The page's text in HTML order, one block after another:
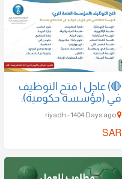
🔴) عاجل | فتح التوظيف
في (مؤسسة حكومية):
SAR